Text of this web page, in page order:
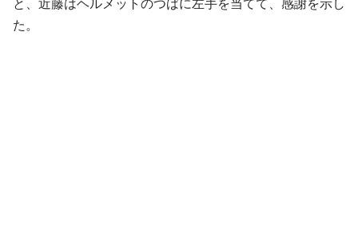
と、近藤はヘルメットのつばに左手を当てて、感謝を示し
た。